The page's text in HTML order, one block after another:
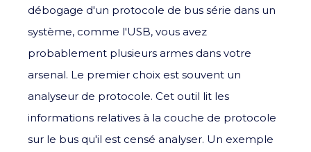
débogage d'un protocole de bus série dans un
système, comme l'USB, vous avez
probablement plusieurs armes dans votre
arsenal. Le premier choix est souvent un
analyseur de protocole. Cet outil lit les
informations relatives à la couche de protocole
sur le bus qu'il est censé analyser. Un exemple